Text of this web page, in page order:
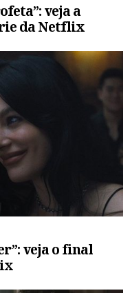
veja a
da Netflix
veja o final